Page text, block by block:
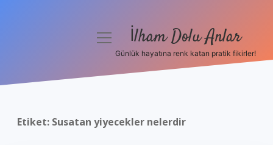
menüyü İlham Dolu Anlar
Günlük hayatına renk katan pratik fikirler!
Etiket: Susatan yiyecekler nelerdir